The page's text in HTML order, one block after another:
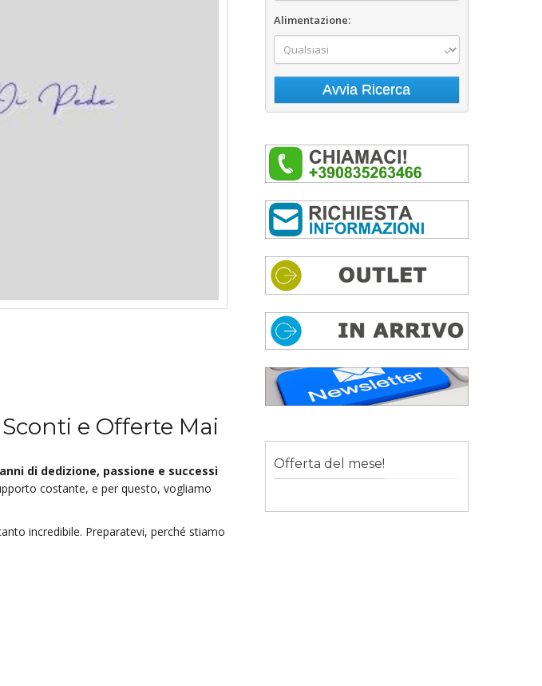
e Offerte Mai
di dedizione, passione e successi
costante, e per questo, vogliamo
incredibile. Preparatevi, perché stiamo
Alimentazione:
Offerta del mese!